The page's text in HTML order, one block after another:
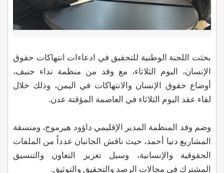
بحثت اللجنة الوطنية للتحقيق في ادعاءات انتهاكات حقوق
الإنسان، اليوم الثلاثاء، مع وفد من منظمة نداء جنيف،
أوضاع حقوق الإنسان والانتهاكات في اليمن، وذلك خلال
لقاء عقد اليوم الثلاثاء في العاصمة المؤقتة عدن.
وضم وفد المنظمة المدير الإقليمي داؤود هيرموج، ومنسقة
المشاريع دنيا أحمد، حيث ناقش الجانبان عدداً من الملفات
الحقوقية والإنسانية، وسبل تعزيز التعاون والتنسيق
المشترك في مجالات الرصد والتحقيق والتوثيق.